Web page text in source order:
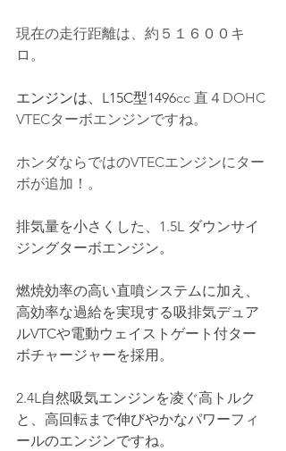
現在の走行距離は、約５１６００キ
ロ。
エンジンは、L15C型1496cc 直４DOHC
VTECターボエンジンですね。
ホンダならではのVTECエンジンにター
ボが追加！。
排気量を小さくした、1.5L ダウンサイ
ジングターボエンジン。
燃焼効率の高い直噴システムに加え、
高効率な過給を実現する吸排気デュア
ルVTCや電動ウェイストゲート付ター
ボチャージャーを採用。
2.4L自然吸気エンジンを凌ぐ高トルク
と、高回転まで伸びやかなパワーフィ
ールのエンジンですね。